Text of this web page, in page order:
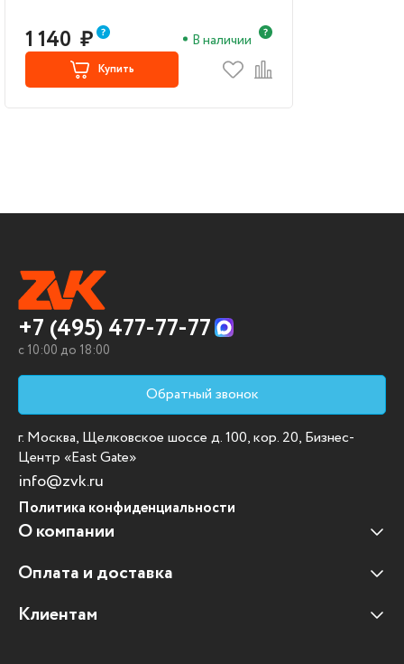
1 140 ₽ В наличии
Купить
+7 (495) 477-77-77
c 10:00 до 18:00
Обратный звонок
г. Москва, Щелковское шоссе д. 100, кор. 20, Бизнес-
Центр «East Gate»
info@zvk.ru
Политика конфиденциальности
О компании
Наши клиенты
Отзывы клиентов
Оплата и доставка
Оплата и доставка
Клиентам